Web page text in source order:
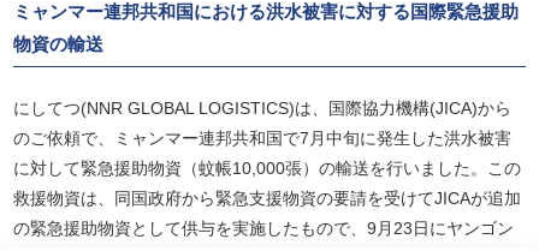
ミャンマー連邦共和国における洪水被害に対する国際緊急援助
物資の輸送
にしてつ(NNR GLOBAL LOGISTICS)は、国際協力機構(JICA)から
のご依頼で、ミャンマー連邦共和国で7月中旬に発生した洪水被害
に対して緊急援助物資（蚊帳10,000張）の輸送を行いました。この
救援物資は、同国政府から緊急支援物資の要請を受けてJICAが追加
の緊急援助物資として供与を実施したもので、9月23日にヤンゴン